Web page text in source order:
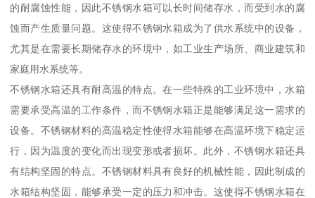
的耐腐蚀性能，因此不锈钢水箱可以长时间储存水，而受到水的腐
蚀而产生质量问题。这使得不锈钢水箱成为了供水系统中的设备，
尤其是在需要长期储存水的环境中，如工业生产场所、商业建筑和
家庭用水系统等。
不锈钢水箱还具有耐高温的特点。在一些特殊的工业环境中，水箱
需要承受高温的工作条件，而不锈钢水箱正是能够满足这一需求的
设备。不锈钢材料的高温稳定性使得水箱能够在高温环境下稳定运
行，因为温度的变化而出现变形或者损坏。此外，不锈钢水箱还具
有结构坚固的特点。不锈钢材料具有良好的机械性能，因此制成的
水箱结构坚固，能够承受一定的压力和冲击。这使得不锈钢水箱在